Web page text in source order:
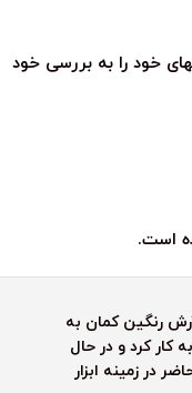
است.
خود را به بررسی خود
1390 با مدیریت آرش رنگین کمان به
کار کرد و در حال
در زمینه ابزار